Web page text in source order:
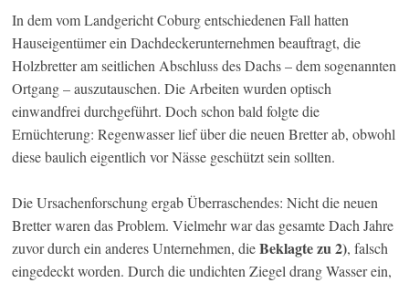
In dem vom Landgericht Coburg entschiedenen Fall hatten
Hauseigentümer ein Dachdeckerunternehmen beauftragt, die
Holzbretter am seitlichen Abschluss des Dachs – dem sogenannten
Ortgang – auszutauschen. Die Arbeiten wurden optisch
einwandfrei durchgeführt. Doch schon bald folgte die
Ernüchterung: Regenwasser lief über die neuen Bretter ab, obwohl
diese baulich eigentlich vor Nässe geschützt sein sollten.
Die Ursachenforschung ergab Überraschendes: Nicht die neuen
Bretter waren das Problem. Vielmehr war das gesamte Dach Jahre
zuvor durch ein anderes Unternehmen, dieBeklagte zu 2), falsch
eingedeckt worden. Durch die undichten Ziegel drang Wasser ein,